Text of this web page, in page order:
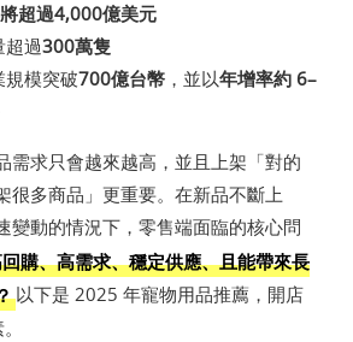
超過4,000億美元
超過300萬隻
規模突破700億台幣 ，並以年增率約 6–
需求只會越來越高，並且上架「對的
很多商品」更重要。在新品不斷上
變動的情況下，零售端面臨的核心問
購、高需求、穩定供應、且能帶來長
以下是 2025 年寵物用品推薦，開店